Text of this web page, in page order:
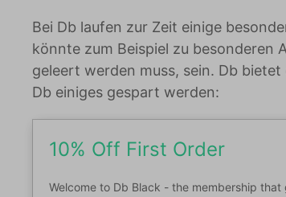
Bei Db laufen zur Zeit einige
könnte zum Beispiel zu besonderen
geleert werden muss, sein. Db
Db einiges gespart werden:
10% Off First Order
Welcome to Db Black - the membership